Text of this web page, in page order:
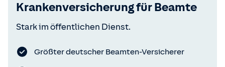
Kranken­versicherung für Beamte
Stark im öffentlichen Dienst.
Größter deutscher Beamten-Versicherer